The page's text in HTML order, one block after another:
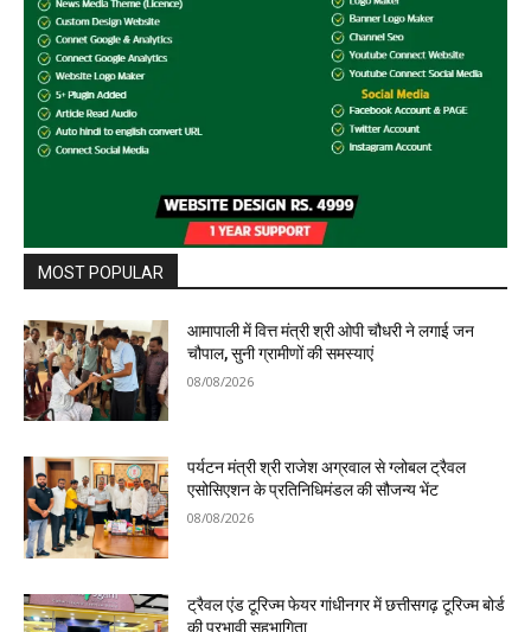
MOST POPULAR
आमापाली में वित्त मंत्री श्री ओपी चौधरी ने लगाई जन
चौपाल, सुनी ग्रामीणों की समस्याएं
08/08/2026
पर्यटन मंत्री श्री राजेश अग्रवाल से ग्लोबल ट्रैवल
एसोसिएशन के प्रतिनिधिमंडल की सौजन्य भेंट
08/08/2026
ट्रैवल एंड टूरिज्म फेयर गांधीनगर में छत्तीसगढ़ टूरिज्म बोर्ड
की प्रभावी सहभागिता